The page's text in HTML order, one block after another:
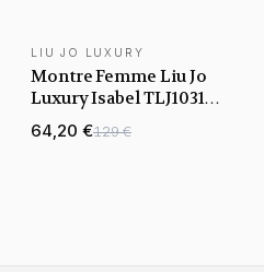
LIU JO LUXURY
Montre Femme Liu Jo
Luxury Isabel TLJ1031
Argent
64,20 €129 €